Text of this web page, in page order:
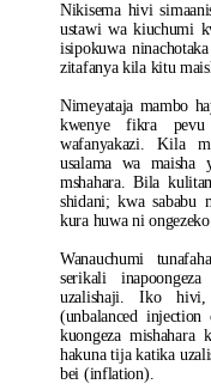
Nikisema hivi
ustawi wa kiuchumi
isipokuwa
zitafanya kila kitu
Nimeyataja mambo
kwenye fikra
wafanyakazi. Kila
usalama wa maisha
mshahara. Bila
shidani; kwa sababu
kura huwa ni
Wanauchumi
serikali
uzalishaji. Iko hivi,
(unbalanced
kuongeza
hakuna tija katika
bei (inflation).